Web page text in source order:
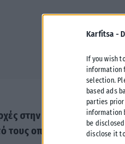
Karfitsa -
If you wish
information
selection.
based ads
parties
information
be
disclose it
στην Σαμοθράκη
οποίους οι 11 είναι